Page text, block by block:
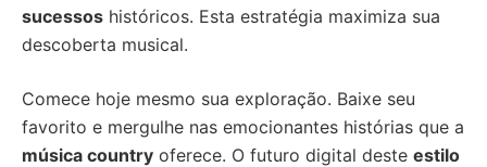
sucessos históricos. Esta estratégia maximiza sua
descoberta musical.
Comece hoje mesmo sua exploração. Baixe seu
favorito e mergulhe nas emocionantes histórias que a
música country oferece. O futuro digital deste estilo